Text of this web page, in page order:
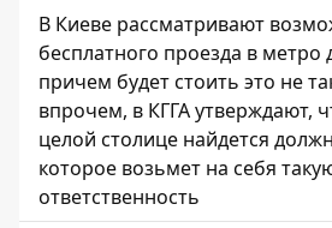
В Киеве рассматривают
бесплатного проезда в метро
причем будет стоить это не
впрочем, в КГГА утверждают,
целой столице найдется
которое возьмет на себя
ответственность